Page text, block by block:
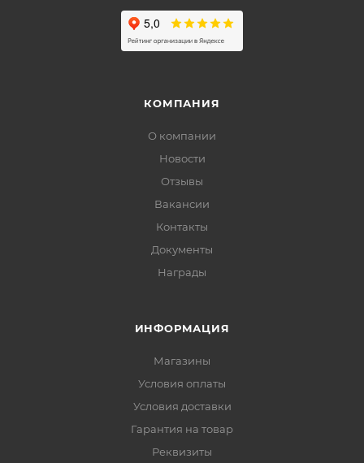
КОМПАНИЯ
О компании
Новости
Отзывы
Вакансии
Контакты
Документы
Награды
ИНФОРМАЦИЯ
Магазины
Условия оплаты
Условия доставки
Гарантия на товар
Реквизиты